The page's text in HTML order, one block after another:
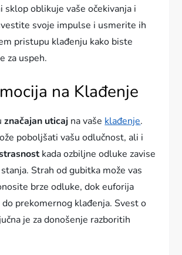
sklop oblikuje vaše očekivanja i
svoje impulse i usmerite ih
pristupu klađenju kako biste
za uspeh.
na Klađenje
značajan uticaj na vaše klađenje.
poboljšati vašu odlučnost, ali i
kada ozbiljne odluke zavise
Strah od gubitka može vas
brze odluke, dok euforija
prekomernog klađenja. Svest o
je za donošenje razboritih